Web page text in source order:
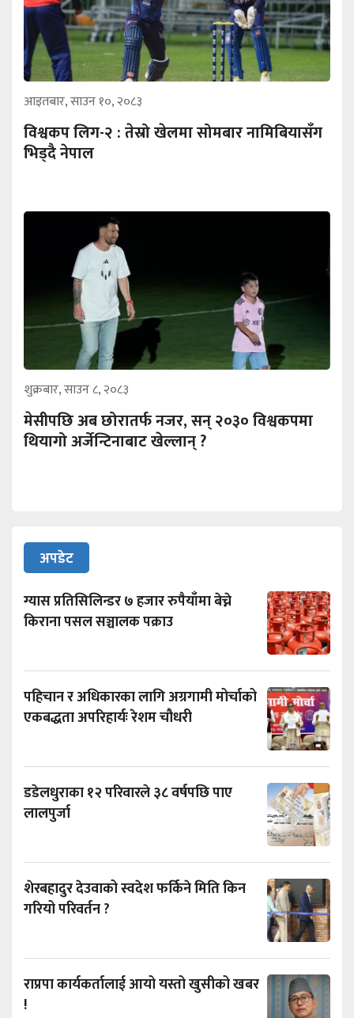
आइतबार, साउन १०, २०८३
विश्वकप लिग-२ : तेस्रो खेलमा सोमबार नामिबियासँग
भिड्दै नेपाल
शुक्रबार, साउन ८, २०८३
मेसीपछि अब छोरातर्फ नजर, सन् २०३० विश्वकपमा
थियागो अर्जेन्टिनाबाट खेल्लान् ?
अपडेट
ग्यास प्रतिसिलिन्डर ७ हजार रुपैयाँमा बेच्ने
किराना पसल सञ्चालक पक्राउ
पहिचान र अधिकारका लागि अग्रगामी मोर्चाको
एकबद्धता अपरिहार्यः रेशम चौधरी
डडेलधुराका १२ परिवारले ३८ वर्षपछि पाए
लालपुर्जा
शेरबहादुर देउवाको स्वदेश फर्किने मिति किन
गरियो परिवर्तन ?
राप्रपा कार्यकर्तालाई आयो यस्तो खुसीको खबर
!